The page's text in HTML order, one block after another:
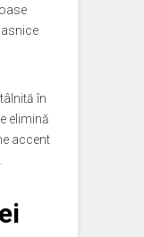
în
elimină
accent